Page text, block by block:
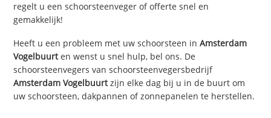
regelt u een schoorsteenveger of offerte snel en
gemakkelijk!
Heeft u een probleem met uw schoorsteen inAmsterdam
Vogelbuurten wenst u snel hulp, bel ons. De
schoorsteenvegers van schoorsteenvegersbedrijf
Amsterdam Vogelbuurtzijn elke dag bij u in de buurt om
uw schoorsteen, dakpannen of zonnepanelen te herstellen.